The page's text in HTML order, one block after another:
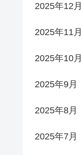
2025年12月
2025年11月
2025年10月
2025年9月
2025年8月
2025年7月